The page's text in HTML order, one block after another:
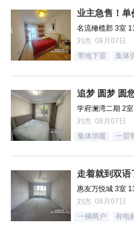
名流橄榄郡 3室
刘杰 08月07日
带地下室 集体
学府澜湾二期 2
刘杰 08月07日
集体供暖 一层
惠友万悦城 3室
刘杰 08月07日
一梯两户 有电